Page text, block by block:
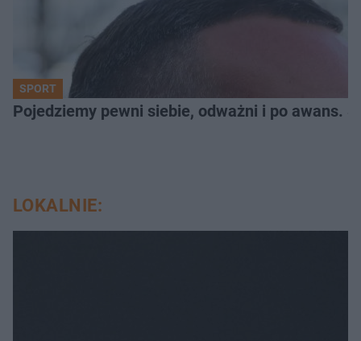
SPORT
Pojedziemy pewni siebie, odważni i po awans.
LOKALNIE: